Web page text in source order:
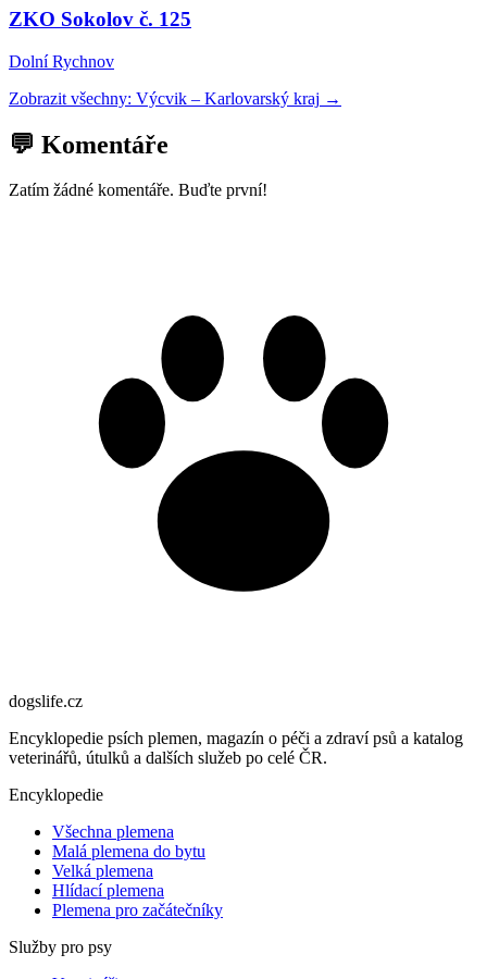
ZKO Sokolov č. 125
Dolní Rychnov
Zobrazit všechny: Výcvik – Karlovarský kraj →
💬 Komentáře
Zatím žádné komentáře. Buďte první!
dogslife.cz
Encyklopedie psích plemen, magazín o péči a zdraví psů a katalog
veterinářů, útulků a dalších služeb po celé ČR.
Encyklopedie
Všechna plemena
Malá plemena do bytu
Velká plemena
Hlídací plemena
Plemena pro začátečníky
Služby pro psy